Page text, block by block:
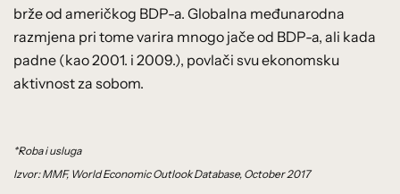
brže od američkog BDP-a. Globalna međunarodna
razmjena pri tome varira mnogo jače od BDP-a, ali kada
padne (kao 2001. i 2009.), povlači svu ekonomsku
aktivnost za sobom.
*Roba i usluga
Izvor: MMF, World Economic Outlook Database, October 2017